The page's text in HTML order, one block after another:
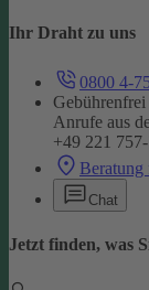
Ihr Draht zu uns
0800 4-
Gebührenfrei
Anrufe aus
+49 221
Beratung
Chat
Jetzt finden, was